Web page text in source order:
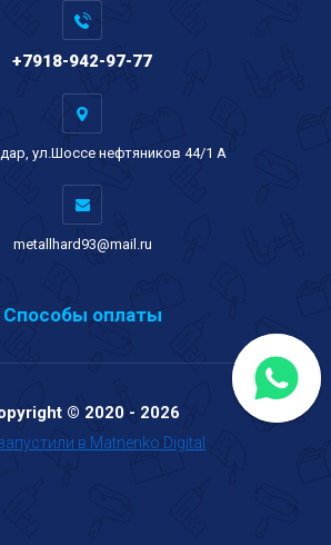
+7918-942-97-77
ул.Шоссе нефтяников 44/1 А
metallhard93@mail.ru
Способы оплаты
© 2020 - 2026
в Matnenko Digital